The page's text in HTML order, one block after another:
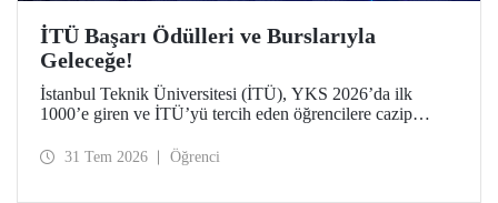
İTÜ Başarı Ödülleri ve Burslarıyla
Geleceğe!
İstanbul Teknik Üniversitesi (İTÜ), YKS 2026’da ilk
1000’e giren ve İTÜ’yü tercih eden öğrencilere cazip
31 Tem 2026 Öğrenci